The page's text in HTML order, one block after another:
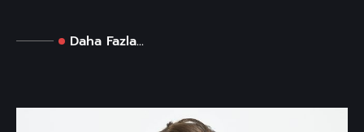
Daha Fazla...